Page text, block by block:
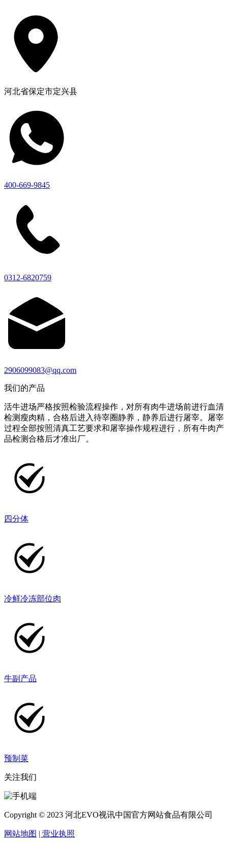
河北省保定市定兴县
400-669-9845
0312-6820759
2906099083@qq.com
我们的产品
活牛进场严格按照检验流程操作，对所有肉牛进场前进行血清
检测瘦肉精，合格后进入待宰圈静养，静养后进行屠宰。屠宰
过程全部按照清真工艺要求和屠宰操作规程进行，所有牛肉产
品检测合格后才准出厂。
四分体
冷鲜冷冻部位肉
牛副产品
预制菜
关注我们
Copyright © 2023 河北EVO视讯中国官方网站食品有限公司
网站地图 | 营业执照